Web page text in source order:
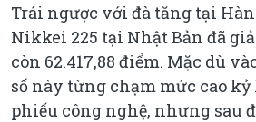
Trái ngược với đà tăng tại Hàn
Nikkei 225 tại Nhật Bản đã
còn 62.417,88 điểm. Mặc dù
số này từng chạm mức cao
phiếu công nghệ, nhưng sau